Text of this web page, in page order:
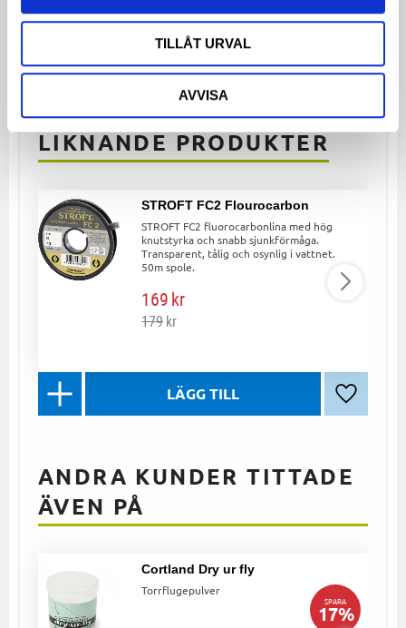
TILLÅT URVAL
AVVISA
Dela med dig
Facebook
TwitterLinkedIn
LIKNANDE PRODUKTER
STROFT FC2 Flourocarbon
STROFT FC2 fluorocarbonlina med hög
knutstyrka och snabb sjunkförmåga.
Transparent, tålig och osynlig i vattnet.
50m spole.
169kr
179kr
Lägg till
ANDRA KUNDER TITTADE
ÄVEN PÅ
Cortland Dry ur fly
Torrflugepulver
SPARA
17%